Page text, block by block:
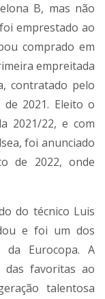
B, mas não
emprestado ao
comprado em
empreitada
contratado pelo
2021. Eleito o
2021/22, e com
foi anunciado
de 2022, onde
do técnico Luis
e foi um dos
da Eurocopa. A
das favoritas ao
talentosa